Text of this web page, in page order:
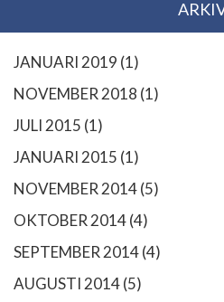
JANUARI 2019 (1)
NOVEMBER 2018 (1)
JULI 2015 (1)
JANUARI 2015 (1)
NOVEMBER 2014(5)
OKTOBER 2014(4)
SEPTEMBER 2014(4)
AUGUSTI 2014(5)